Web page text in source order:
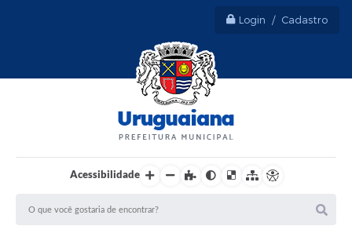
Login / Cadastro
Acessibilidade